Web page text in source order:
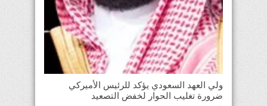
ولي العهد السعودي يؤكد للرئيس الأميركي
ضرورة تغليب الحوار لخفض التصعيد